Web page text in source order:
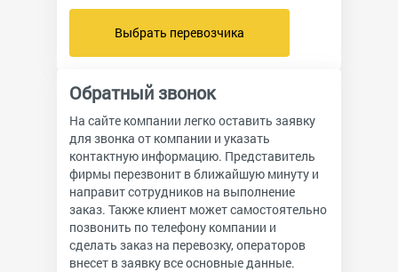
Выбрать перевозчика
Обратный звонок
На сайте компании легко оставить заявку
для звонка от компании и указать
контактную информацию. Представитель
фирмы перезвонит в ближайшую минуту и
направит сотрудников на выполнение
заказ. Также клиент может самостоятельно
позвонить по телефону компании и
сделать заказ на перевозку, операторов
внесет в заявку все основные данные.